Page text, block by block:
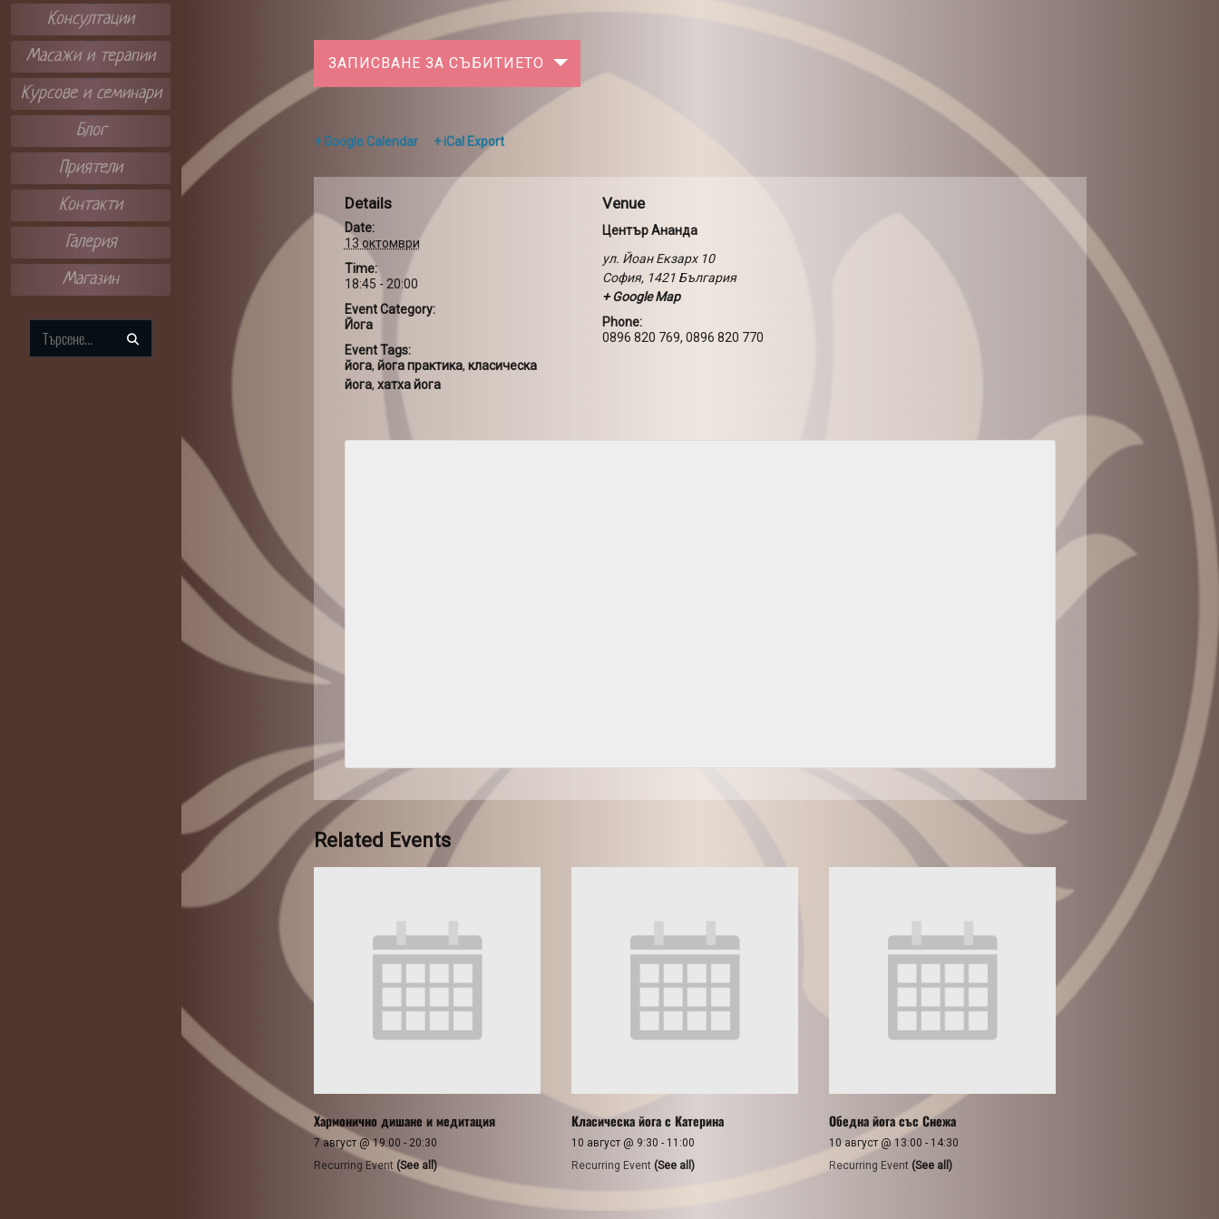
Консултации
Масажи и терапии
Курсове и семинари
Блог
Приятели
Контакти
Галерия
Магазин
Search
for:
ЗАПИСВАНЕ ЗА СЪБИТИЕТО
+ Google Calendar + iCal Export
Details
Date:
13 октомври
Time:
18:45 - 20:00
Event Category:
Йога
Event Tags:
йога, йога практика, класическа
йога, хатха йога
Venue
Център Ананда
ул. Йоан Екзарх 10
София, 1421 България
+ Google Map
Phone:
0896 820 769, 0896 820 770
Related Events
Хармонично дишане и медитация
7 август @ 19:00 - 20:30
Recurring Event (See all)
Класическа йога с Катерина
10 август @ 9:30 - 11:00
Recurring Event (See all)
Обедна йога със Снежа
10 август @ 13:00 - 14:30
Recurring Event (See all)